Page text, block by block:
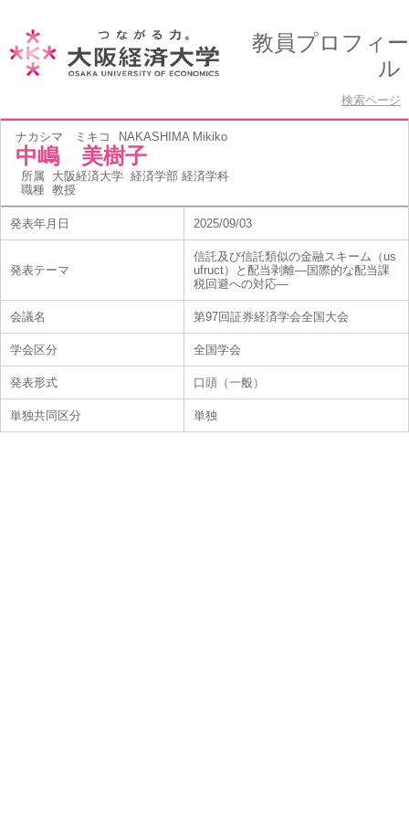
教員プロフィー
ル
検索ページ
ナカシマ ミキコ NAKASHIMA Mikiko
中嶋 美樹子
所属 大阪経済大学 経済学部 経済学科
職種 教授
発表年月日 2025/09/03
発表テーマ
信託及び信託類似の金融スキーム（us
ufruct）と配当剥離―国際的な配当課
税回避への対応―
会議名 第97回証券経済学会全国大会
学会区分 全国学会
発表形式 口頭（一般）
単独共同区分 単独